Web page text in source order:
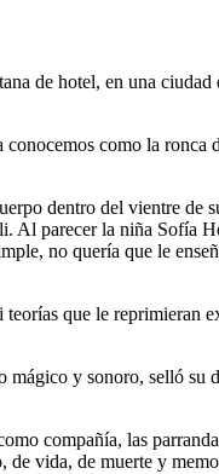
de hotel, en una
como la
dentro del vientre de
Al parecer la niña Sofía
no quería que le
que le reprimieran
mágico y sonoro, selló
compañía, las
de vida, de muerte y